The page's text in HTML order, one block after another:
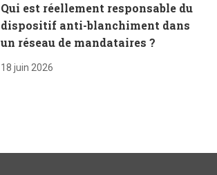
Qui est réellement responsable du
dispositif anti-blanchiment dans
un réseau de mandataires ?
18 juin 2026